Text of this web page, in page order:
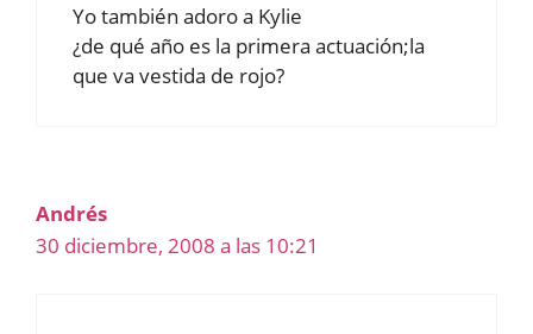
Yo también adoro a Kylie
¿de qué año es la primera actuación;la
que va vestida de rojo?
Andrés
30 diciembre, 2008 a las 10:21